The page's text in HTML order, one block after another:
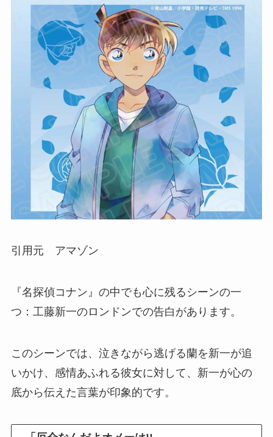
引用元 アマゾン
『名探偵コナン』の中でも心に残るシーンの一
つ：工藤新一のロンドンでの告白があります。
このシーンでは、泣きながら逃げる蘭を新一が追
いかけ、感情あふれる彼女に対して、新一が心の
底から伝えた言葉が印象的です。